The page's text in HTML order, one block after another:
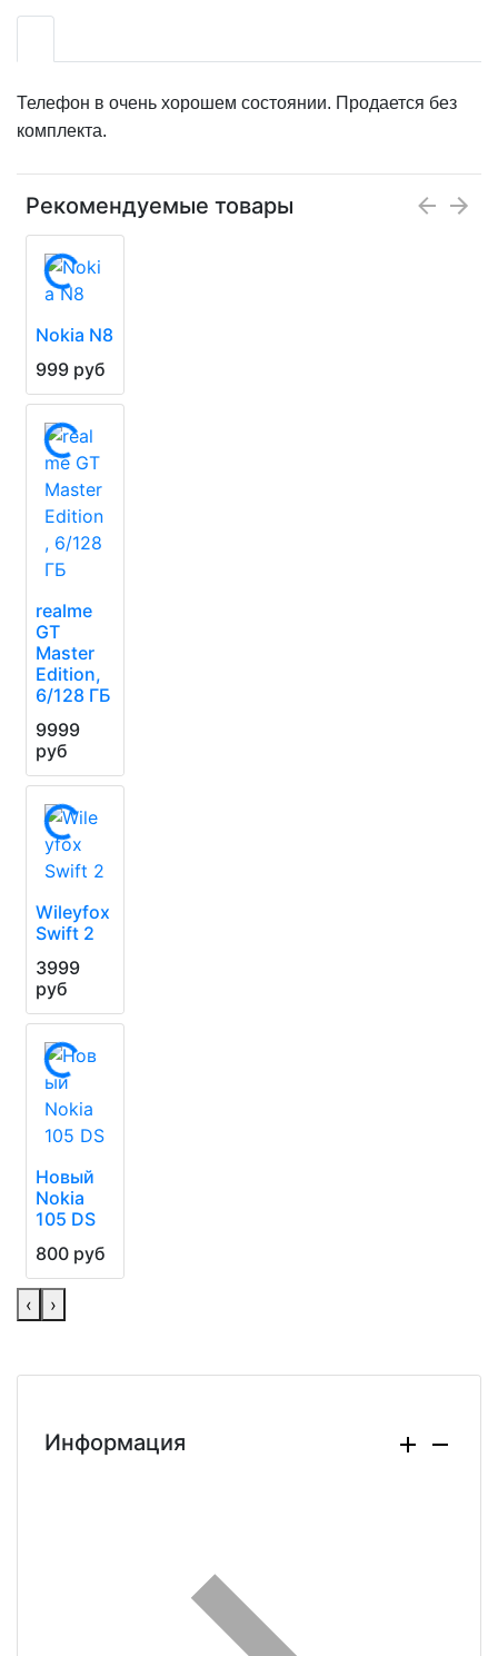
Телефон в очень хорошем состоянии. Продается без
комплекта.
Рекомендуемые товары
Nokia N8
999 руб
realme
GT
Master
Edition,
6/128 ГБ
9999
руб
Wileyfox
Swift 2
3999
руб
Новый
Nokia
105 DS
800 руб
‹ ›
Информация